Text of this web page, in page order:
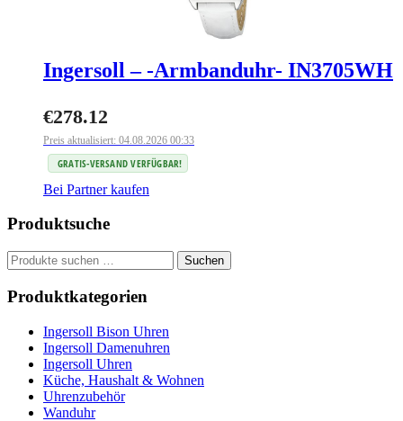
Ingersoll – -Armbanduhr- IN3705WH
€278.12
Preis aktualisiert: 04.08.2026 00:33
GRATIS-VERSAND VERFÜGBAR!
Bei Partner kaufen
Produktsuche
Suchen
nach:
Suchen
Produktkategorien
Ingersoll Bison Uhren
Ingersoll Damenuhren
Ingersoll Uhren
Küche, Haushalt & Wohnen
Uhrenzubehör
Wanduhr